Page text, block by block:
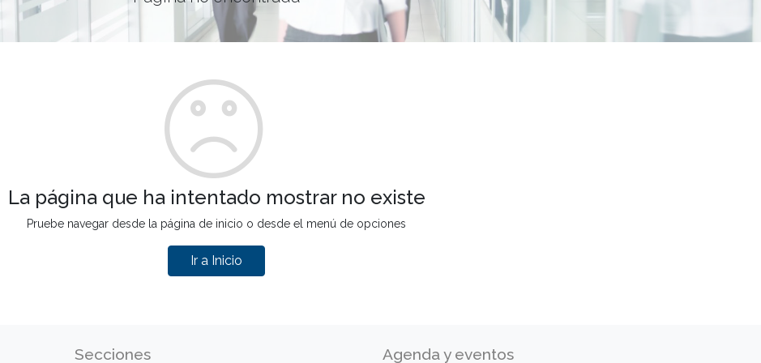
La página que ha intentado mostrar no existe
Pruebe navegar desde la página de inicio o desde el menú de opciones
Ir a Inicio
Secciones Agenda y eventos